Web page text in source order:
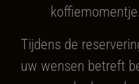
koffiemomentje.
Tijdens de
uw wensen betreft